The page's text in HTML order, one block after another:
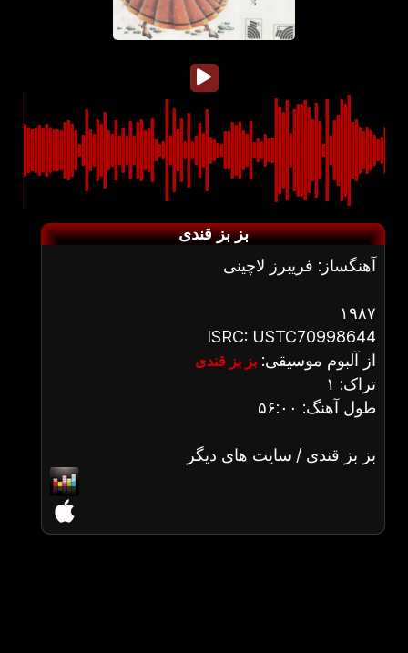
بز بز قندی
آهنگساز: فریبرز لاچینی
۱۹۸۷
ISRC: USTC70998644
از آلبوم موسیقی: بز بز قندی
تراک: ۱
طول آهنگ: ۵۶:۰۰
بز بز قندی / سایت های دیگر